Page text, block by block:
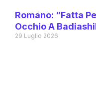
Romano: “Fatta
Occhio A
29 Luglio 2026